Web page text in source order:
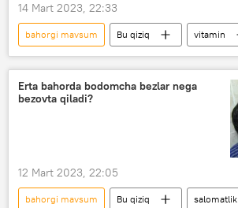
14 Mart 2023, 22:33
bahorgi mavsum Bu qiziq
vitamin
Sog‘liq
Foydali
Foydali mahsulotlar
Doktor maslahati
Shifokorlar tavsiyasi
Erta bahorda bodomcha bezlar nega
bezovta qiladi?
12 Mart 2023, 22:05
bahorgi mavsum Bu qiziq salomatlik